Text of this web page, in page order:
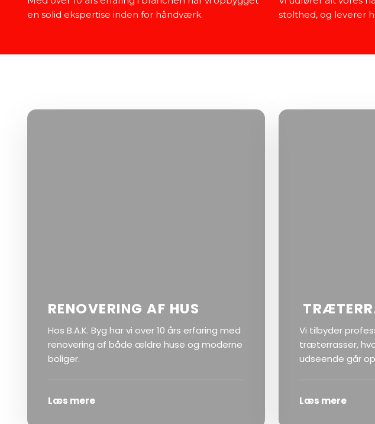
en solid ekspertise inden for håndværk.
stolthed, og leverer
RENOVERING AF HUS
Hos B.A.K. Byg har vi over 10 års erfaring med
renovering af både ældre huse og moderne
boliger.
Læs mere
Vi tilbyder
træterrasser,
udseende går
Læs mere